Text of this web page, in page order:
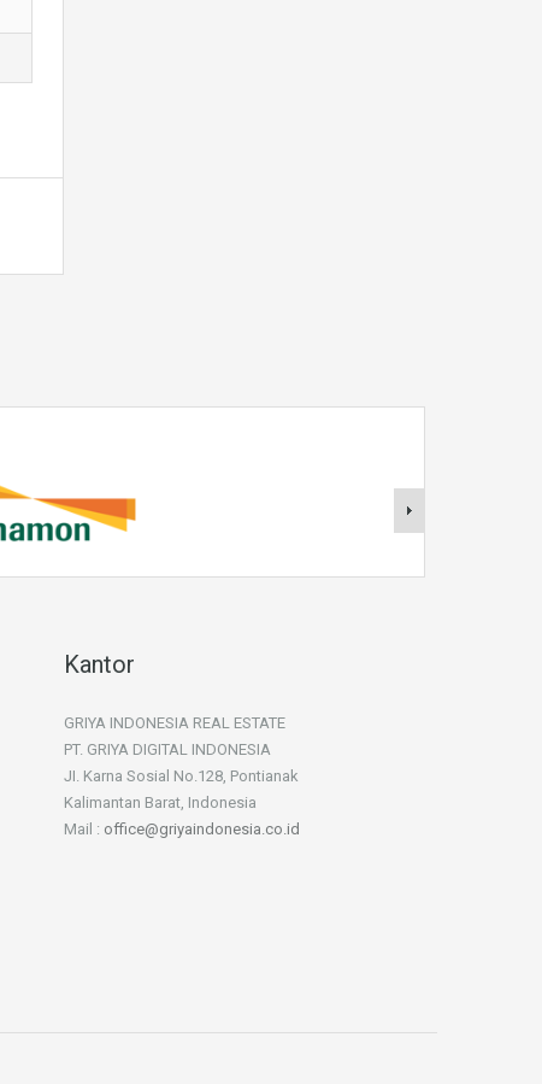
Kantor
GRIYA INDONESIA REAL ESTATE
PT. GRIYA DIGITAL INDONESIA
JI. Karna Sosial No.128, Pontianak
Kalimantan Barat, Indonesia
Mail : office@griyaindonesia.co.id